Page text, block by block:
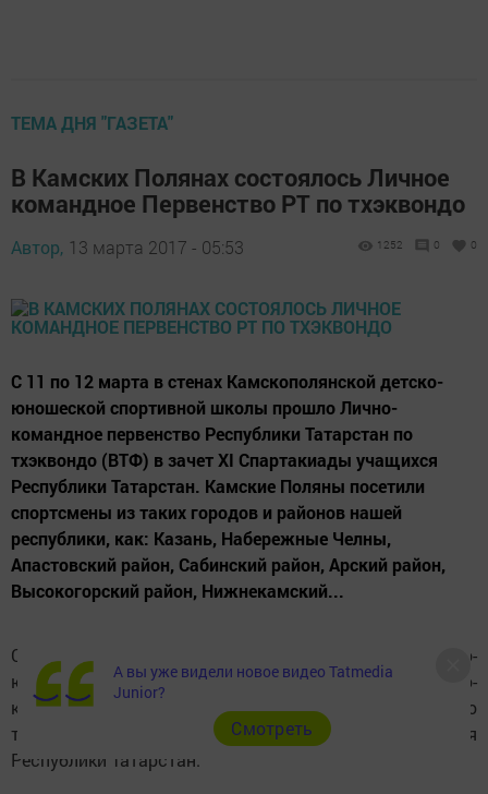
ТЕМА ДНЯ "ГАЗЕТА"
В Камских Полянах состоялось Личное
командное Первенство РТ по тхэквондо
Автор, 13 марта 2017 - 05:53 1252 0 0
С 11 по 12 марта в стенах Камскополянской детско-
юношеской спортивной школы прошло Лично-
командное первенство Республики Татарстан по
тхэквондо (ВТФ) в зачет XI Спартакиады учащихся
Республики Татарстан. Камские Поляны посетили
спортсмены из таких городов и районов нашей
республики, как: Казань, Набережные Челны,
Апастовский район, Сабинский район, Арский район,
Высокогорский район, Нижнекамский...
С 11 по 12 марта в стенах Камскополянской детско-
юношеской спортивной школы прошло Лично-
командное первенство Республики Татарстан по
тхэквондо (ВТФ) в зачет XI Спартакиады учащихся
Республики Татарстан.
А вы уже видели новое видео Tatmedia
Junior?
Cмотреть